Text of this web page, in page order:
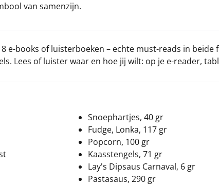
van samenzijn.
e-books of luisterboeken – echte must-reads in
Lees of luister waar en hoe jij wilt: op je e-reader,
Snoephartjes, 40 gr
Fudge, Lonka, 117 gr
Popcorn, 100 gr
Kaasstengels, 71 gr
Lay's Dipsaus Carnaval, 6 gr
Pastasaus, 290 gr